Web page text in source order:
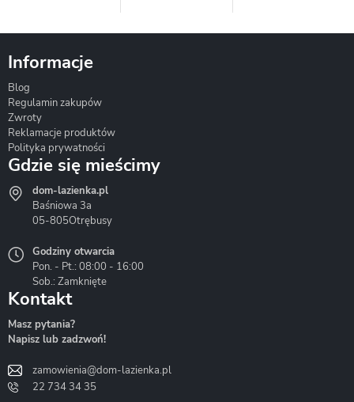
Hydrostop
Liveno
Informacje
Blog
Regulamin zakupów
Zwroty
Reklamacje produktów
Polityka prywatności
Gdzie się mieścimy
dom-lazienka.pl
Baśniowa 3a
05-805Otrębusy
Godziny otwarcia
Pon. - Pt.: 08:00 - 16:00
Sob.: Zamknięte
Kontakt
Masz pytania?
Napisz lub zadzwoń!
zamowienia@dom-lazienka.pl
22 734 34 35